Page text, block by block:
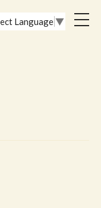
Language ▼